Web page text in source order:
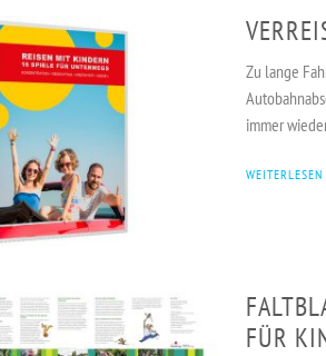
Zu lange
immer
WEITERLESEN
FÜR